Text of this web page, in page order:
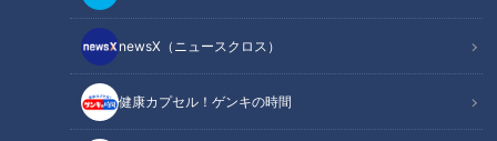
newsX（ニュースクロス）
健康カプセル！ゲンキの時間
ガミのざるそば食べ放題って？
2026/04/08 06:03